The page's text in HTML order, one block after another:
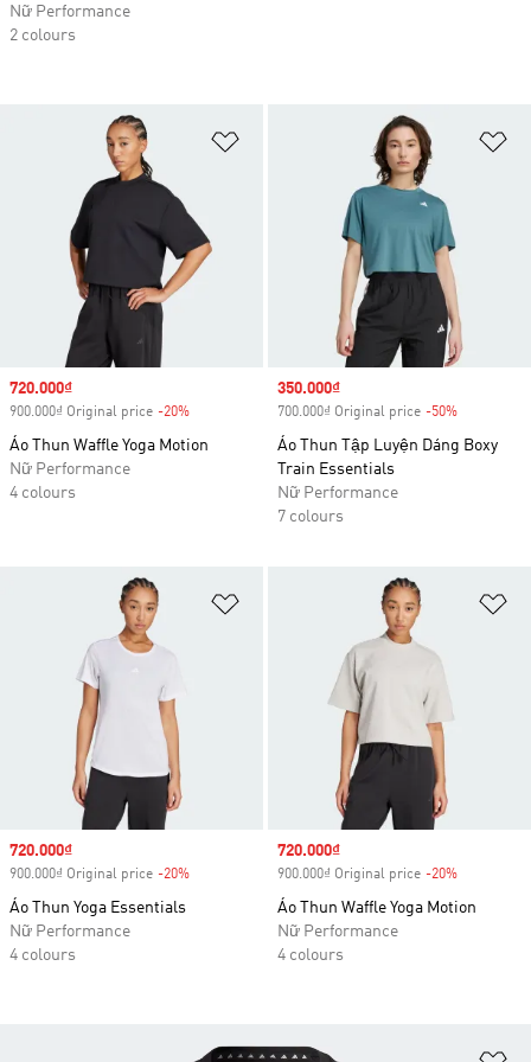
Sale price
720.000₫
900.000₫ Original price -20%
Áo Thun Waffle Yoga Motion
Nữ Performance
4 colours
Sale price
350.000₫
700.000₫ Original price -50%
Áo Thun Tập Luyện Dáng Boxy
Train Essentials
Nữ Performance
7 colours
Sale price
720.000₫
900.000₫ Original price -20%
Áo Thun Yoga Essentials
Nữ Performance
4 colours
Sale price
720.000₫
900.000₫ Original price -20%
Áo Thun Waffle Yoga Motion
Nữ Performance
4 colours
Nữ Performance
2 colours